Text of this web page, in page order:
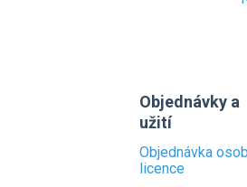
Objednávky a
užití
Objednávka
licence